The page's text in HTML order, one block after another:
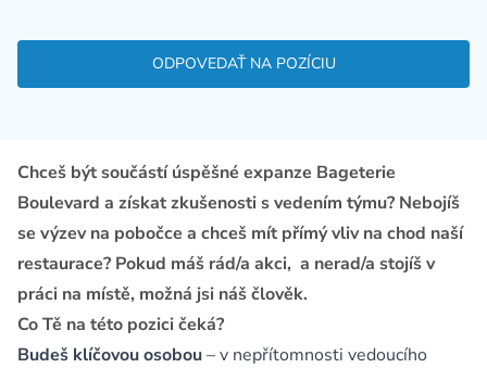
ODPOVEDAŤ NA POZÍCIU
Chceš být součástí úspěšné expanze Bageterie
Boulevard a získat zkušenosti s vedením týmu? Nebojíš
se výzev na pobočce a chceš mít přímý vliv na chod naší
restaurace? Pokud máš rád/a akci, a nerad/a stojíš v
práci na místě, možná jsi náš člověk.
Co Tě na této pozici čeká?
Budeš klíčovou osobou– v nepřítomnosti vedoucího